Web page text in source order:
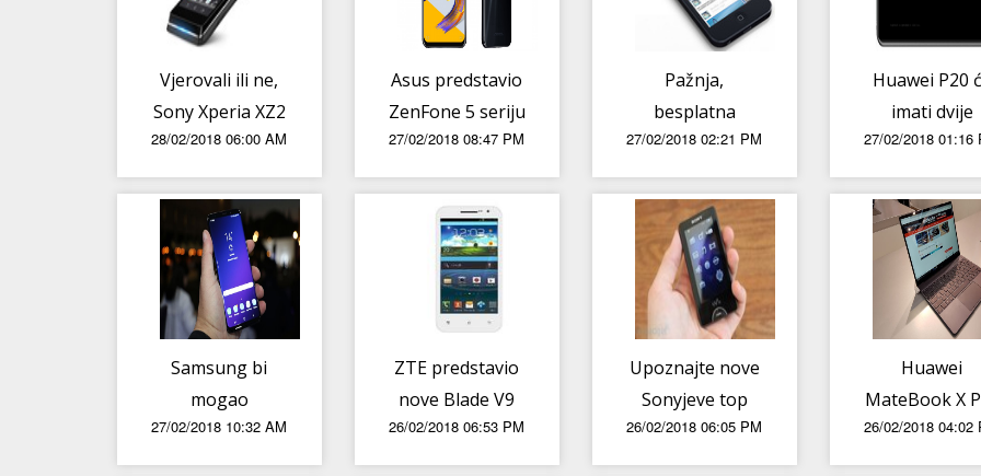
trgovini
Vjerovali ili ne,
Sony Xperia XZ2
i XZ2 Compact
konačno imaju
novi form factor
- evo prvih
dojmova
28/02/2018 06:00 AM
Asus predstavio
ZenFone 5 seriju
27/02/2018 08:47 PM
Pažnja,
besplatna
aplikacija za
iPhone se
naknadno
naplaćuje
27/02/2018 02:21 PM
Huawei P20
imati dvije
kamere, a
Plus tri
27/02/2018 01:16
Samsung bi
mogao
promijeniti ime
Galaxy S seriji
27/02/2018 10:32 AM
ZTE predstavio
nove Blade V9
smartphone
srednje klase
26/02/2018 06:53 PM
Upoznajte nove
Sonyjeve top
modele
smartfona
26/02/2018 06:05 PM
Huawei
MateBook X
– prvi
26/02/2018 04:02